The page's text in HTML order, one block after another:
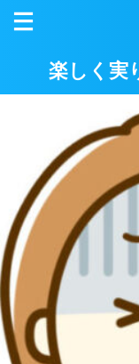
楽しく実